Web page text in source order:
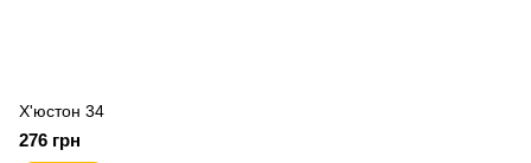
Х'юстон 34
276 грн